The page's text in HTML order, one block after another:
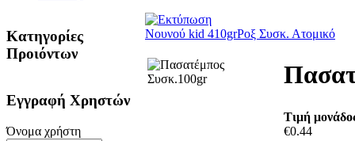
Κατηγορίες
Προιόντων
Εγγραφή Χρηστών
Όνομα χρήστη
Νουνού kid 410grΡοξ Συσκ. Ατομικό
Τιμή
€0.44